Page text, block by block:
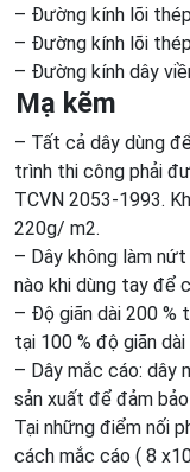
– Đường kính lõi
– Đường kính lõi
– Đường kính dây
Mạ kẽm
– Tất cả dây dùng
trình thi công phải
TCVN 2053-1993.
220g/ m2.
– Dây không làm
nào khi dùng tay để
– Độ giãn dài 200 %
tại 100 % độ giãn
– Dây mắc cáo: dây
sản xuất để đảm
Tại những điểm nối
cách mắc cáo ( 8